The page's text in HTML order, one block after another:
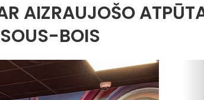
AIZRAUJOŠO
BOIS